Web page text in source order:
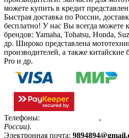
можете купить в кредит
Быстрая доставка по России,
бесплатно! У нас Вы всегда можете
брендов: Yamaha, Tohatsu, Honda,
др. Широко представлена
производителей, а также
Pro и др.
Телефоны: ,
России).
Электронная почта: